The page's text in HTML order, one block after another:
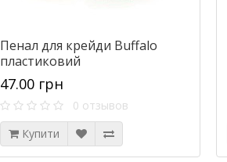
Пенал для крейди Buffalo
пластиковий
47.00 грн
0 отзывов
Купити